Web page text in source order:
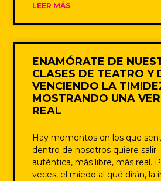
LEER MÁS
ENAMÓRATE DE
CLASES DE TEATRO Y
VENCIENDO LA
MOSTRANDO UNA
REAL
Hay momentos en los que
dentro de nosotros quiere
auténtica, más libre, más real.
veces, el miedo al qué dirán, la